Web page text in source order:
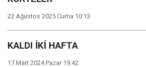
22 Ağustos 2025 Cuma 10:13
KALDI İKİ HAFTA
17 Mart 2024 Pazar 19:42